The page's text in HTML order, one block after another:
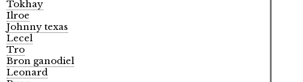
Tokhay
Ilroe
Johnny texas
Lecel
Tro
Bron ganodiel
Leonard